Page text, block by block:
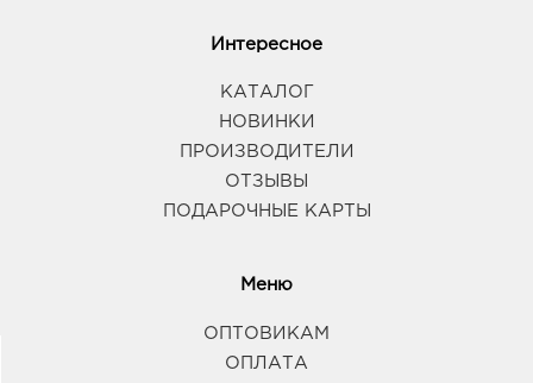
Интересное
КАТАЛОГ
НОВИНКИ
ПРОИЗВОДИТЕЛИ
ОТЗЫВЫ
ПОДАРОЧНЫЕ КАРТЫ
Меню
ОПТОВИКАМ
ОПЛАТА